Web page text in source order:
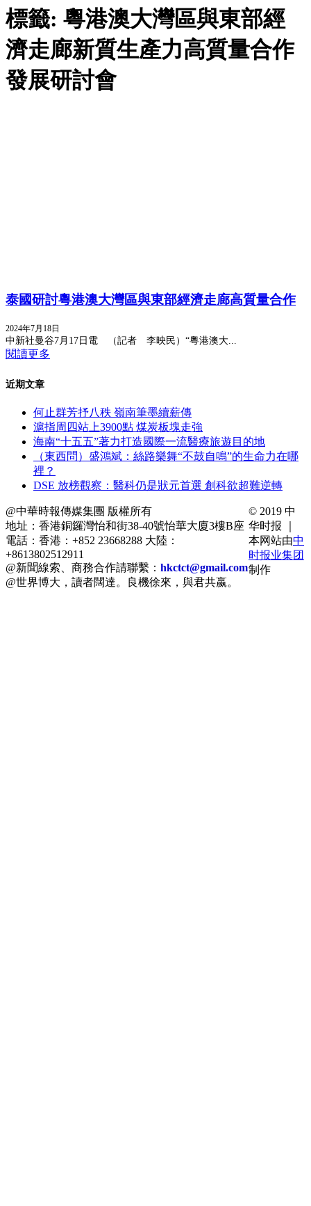
標籤: 粵港澳大灣區與東部經
濟走廊新質生產力高質量合作
發展研討會
泰國研討粵港澳大灣區與東部經濟走廊高質量合作
2024年7月18日
中新社曼谷7月17日電 （記者 李映民）“粵港澳大...
閱讀更多
近期文章
何止群芳抒八秩 嶺南筆墨續薪傳
滬指周四站上3900點 煤炭板塊走強
海南“十五五”著力打造國際一流醫療旅遊目的地
（東西問）盛鴻斌：絲路樂舞“不鼓自鳴”的生命力在哪
裡？
DSE 放榜觀察：醫科仍是狀元首選 創科欲超難逆轉
@中華時報傳媒集團 版權所有
地址：香港銅鑼灣怡和街38-40號怡華大廈3樓B座
電話：香港：+852 23668288 大陸：
+8613802512911
@新聞線索、商務合作請聯繫： hkctct@gmail.com
@世界博大，讀者闊達。良機徐來，與君共嬴。
© 2019 中
华时报 ｜
本网站由中
时报业集团
制作